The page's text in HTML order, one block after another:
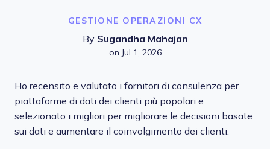
GESTIONE OPERAZIONI CX
By Sugandha Mahajan
on Jul 1, 2026
Ho recensito e valutato i fornitori di consulenza per
piattaforme di dati dei clienti più popolari e
selezionato i migliori per migliorare le decisioni basate
sui dati e aumentare il coinvolgimento dei clienti.